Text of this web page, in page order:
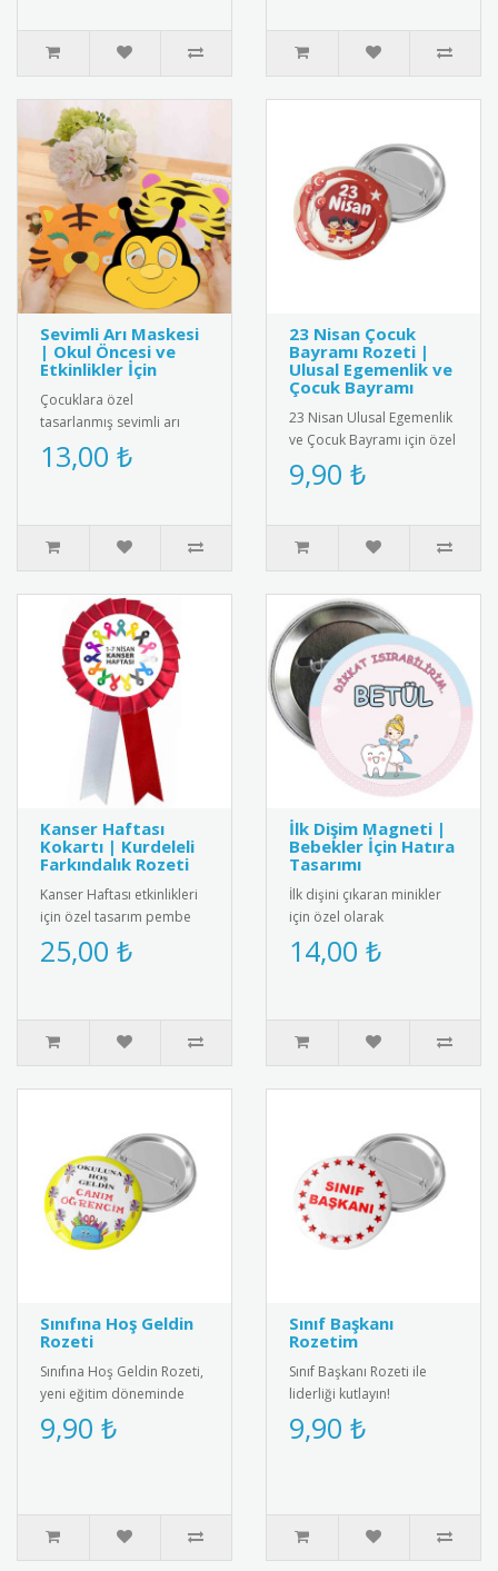
Sevimli Arı Maskesi
| Okul Öncesi ve
Etkinlikler İçin
Çocuklara özel
tasarlanmış sevimli arı
maskesi; okul öncesi
eğitim, tiyatro oyunları,
13,00 ₺
23 Nisan Çocuk
Bayramı Rozeti |
Ulusal Egemenlik ve
Çocuk Bayramı
23 Nisan Ulusal Egemenlik
ve Çocuk Bayramı için özel
tasarlanmış rozet.
Çocuklar için şık ve
9,90 ₺
Kanser Haftası
Kokartı | Kurdeleli
Farkındalık Rozeti
Kanser Haftası etkinlikleri
için özel tasarım pembe
kurdeleli kokart. Yüksek
kalite metal malzemeden..
25,00 ₺
İlk Dişim Magneti |
Bebekler İçin Hatıra
Tasarımı
İlk dişini çıkaran minikler
için özel olarak
tasarlanmış bebek
magneti. Diş buğdayı
14,00 ₺
Sınıfına Hoş Geldin
Rozeti
Sınıfına Hoş Geldin Rozeti,
yeni eğitim döneminde
öğrencileri motive eden
özel bir karşılama rozetid..
9,90 ₺
Sınıf Başkanı
Rozetim
Sınıf Başkanı Rozeti ile
liderliği kutlayın!
Öğrenciler için özel
tasarım, şık ve anlamlı bir
9,90 ₺